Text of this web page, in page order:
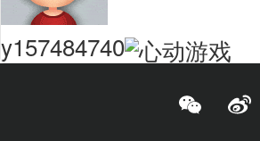
y157484740